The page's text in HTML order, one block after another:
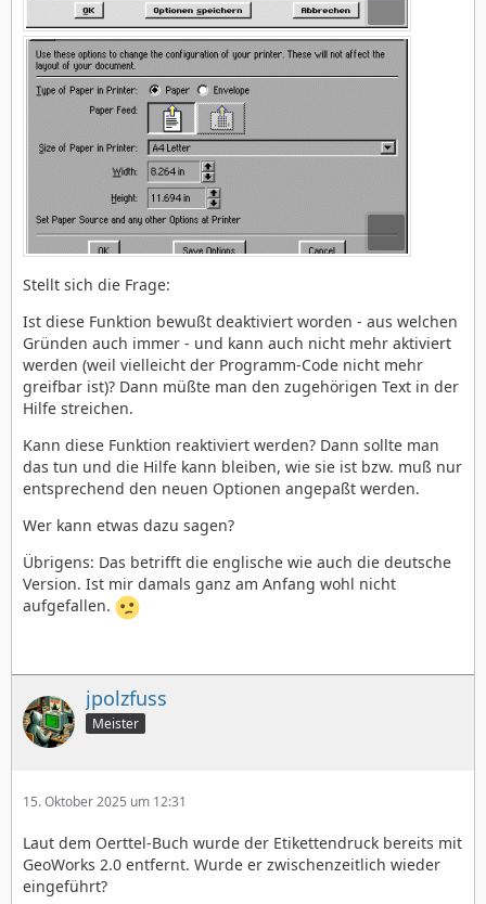
Stellt sich die Frage:
Ist diese Funktion bewußt deaktiviert worden - aus welchen
Gründen auch immer - und kann auch nicht mehr aktiviert
werden (weil vielleicht der Programm-Code nicht mehr
greifbar ist)? Dann müßte man den zugehörigen Text in der
Hilfe streichen.
Kann diese Funktion reaktiviert werden? Dann sollte man
das tun und die Hilfe kann bleiben, wie sie ist bzw. muß nur
entsprechend den neuen Optionen angepaßt werden.
Wer kann etwas dazu sagen?
Übrigens: Das betrifft die englische wie auch die deutsche
Version. Ist mir damals ganz am Anfang wohl nicht
aufgefallen.
jpolzfuss
Meister
15. Oktober 2025 um 12:31
Laut dem Oerttel-Buch wurde der Etikettendruck bereits mit
GeoWorks 2.0 entfernt. Wurde er zwischenzeitlich wieder
eingeführt?